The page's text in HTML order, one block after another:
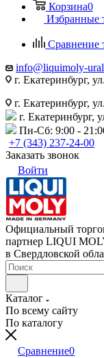
Корзина0
Избранные
Сравнение
info@liquimoly-
г. Екатеринбург,
г. Екатеринбург,
г. Екатеринбург,
Пн-Сб: 9:00 -
+7 (343) 237-24-00
Заказать звонок
Войти
Официальный
партнер LIQUI
в Свердловской
Каталог
По всему сайту
По каталогу
Сравнение0